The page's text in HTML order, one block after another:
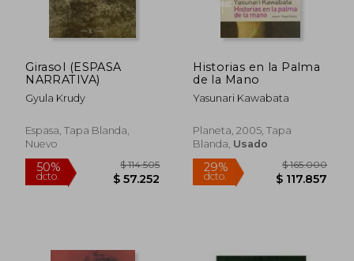
Girasol (ESPASA
NARRATIVA)
Gyula Krudy
Espasa, Tapa Blanda,
Nuevo
Historias en la Palma
de la Mano
Yasunari Kawabata
Planeta, 2005, Tapa
Blanda, Usado